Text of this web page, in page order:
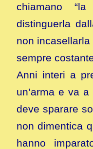
chiamano
distinguerla
non
sempre
Anni interi a
un’arma e va
deve sparare
non dimentica
hanno